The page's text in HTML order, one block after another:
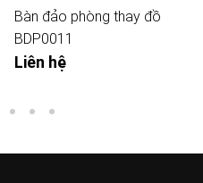
Bàn đảo phòng thay đồ
BDP0011
Liên hệ